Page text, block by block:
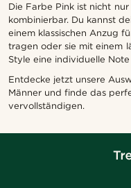
Die Farbe Pink ist nicht
kombinierbar. Du kannst
einem klassischen Anzug
tragen oder sie mit einem
Style eine individuelle
Entdecke jetzt unsere
Männer und finde das
vervollständigen.